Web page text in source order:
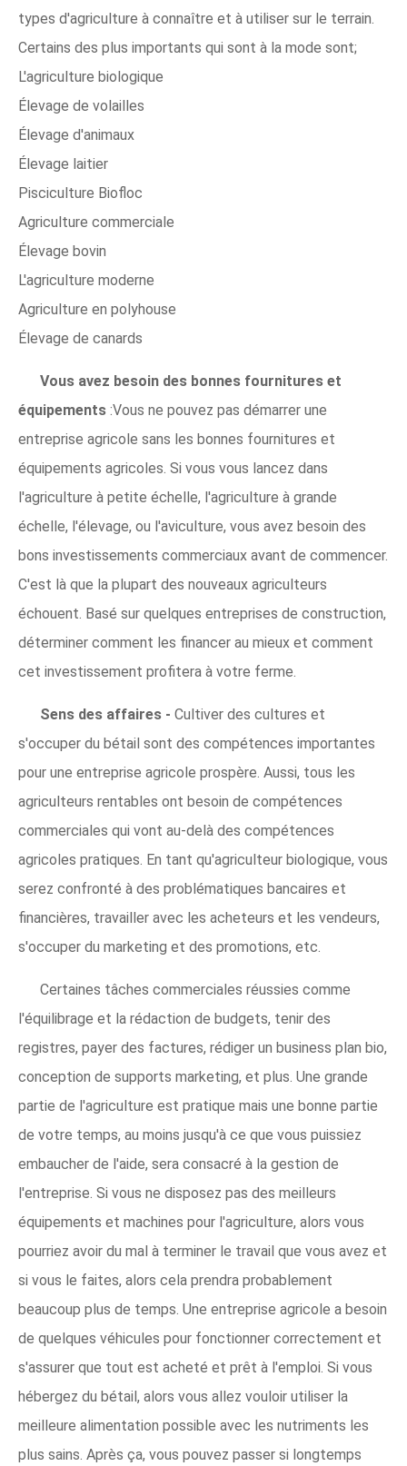
types d'agriculture à connaître et à utiliser sur le terrain.
Certains des plus importants qui sont à la mode sont;
L'agriculture biologique
Élevage de volailles
Élevage d'animaux
Élevage laitier
Pisciculture Biofloc
Agriculture commerciale
Élevage bovin
L'agriculture moderne
Agriculture en polyhouse
Élevage de canards
Vous avez besoin des bonnes fournitures et
équipements :Vous ne pouvez pas démarrer une
entreprise agricole sans les bonnes fournitures et
équipements agricoles. Si vous vous lancez dans
l'agriculture à petite échelle, l'agriculture à grande
échelle, l'élevage, ou l'aviculture, vous avez besoin des
bons investissements commerciaux avant de commencer.
C'est là que la plupart des nouveaux agriculteurs
échouent. Basé sur quelques entreprises de construction,
déterminer comment les financer au mieux et comment
cet investissement profitera à votre ferme.
Sens des affaires - Cultiver des cultures et
s'occuper du bétail sont des compétences importantes
pour une entreprise agricole prospère. Aussi, tous les
agriculteurs rentables ont besoin de compétences
commerciales qui vont au-delà des compétences
agricoles pratiques. En tant qu'agriculteur biologique, vous
serez confronté à des problématiques bancaires et
financières, travailler avec les acheteurs et les vendeurs,
s'occuper du marketing et des promotions, etc.
Certaines tâches commerciales réussies comme
l'équilibrage et la rédaction de budgets, tenir des
registres, payer des factures, rédiger un business plan bio,
conception de supports marketing, et plus. Une grande
partie de l'agriculture est pratique mais une bonne partie
de votre temps, au moins jusqu'à ce que vous puissiez
embaucher de l'aide, sera consacré à la gestion de
l'entreprise. Si vous ne disposez pas des meilleurs
équipements et machines pour l'agriculture, alors vous
pourriez avoir du mal à terminer le travail que vous avez et
si vous le faites, alors cela prendra probablement
beaucoup plus de temps. Une entreprise agricole a besoin
de quelques véhicules pour fonctionner correctement et
s'assurer que tout est acheté et prêt à l'emploi. Si vous
hébergez du bétail, alors vous allez vouloir utiliser la
meilleure alimentation possible avec les nutriments les
plus sains. Après ça, vous pouvez passer si longtemps